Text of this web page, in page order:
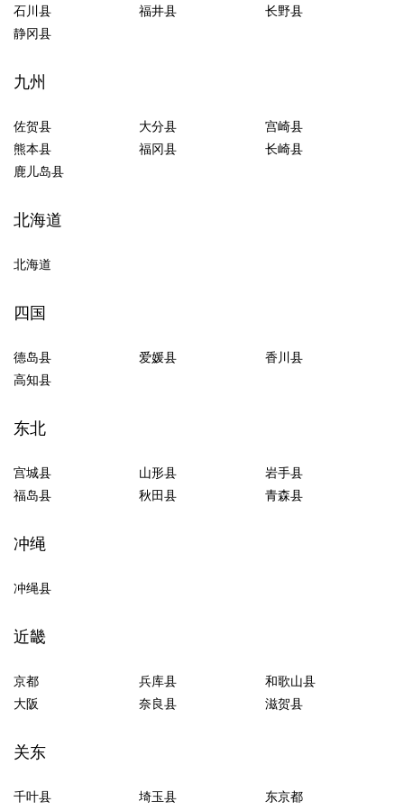
石川县
福井县
长野县
静冈县
九州
佐贺县 大分县
宫崎县
熊本县
福冈县
长崎县
鹿儿岛县
北海道
北海道
四国
德岛县 爱媛县
香川县
高知县
东北
宫城县 山形县
岩手县
福岛县
秋田县 青森县
冲绳
冲绳县
近畿
京都 兵库县
和歌山县
大阪
奈良县 滋贺县
关东
千叶县 埼玉县 东京都